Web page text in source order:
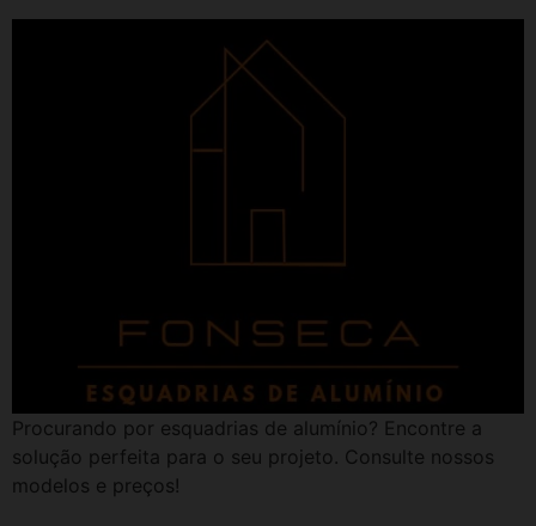
Procurando por esquadrias de alumínio? Encontre a
solução perfeita para o seu projeto. Consulte nossos
modelos e preços!